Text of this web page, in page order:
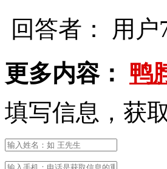
回答者： 用户
更多内容：
鸭
填写信息，获